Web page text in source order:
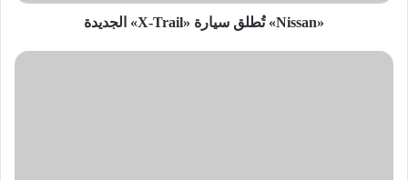
«Nissan» تُطلق سيارة «X-Trail» الجديدة
التجارة